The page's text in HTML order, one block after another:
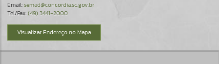
Email:semad@concordia.sc.gov.br
Tel/Fax:(49) 3441-2000
Visualizar Endereço no Mapa